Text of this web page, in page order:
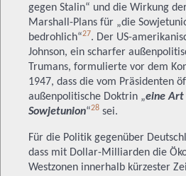
gegen Stalin“ und die Wirkung
Marshall-Plans für „die
bedrohlich“27. Der US-
Johnson, ein scharfer
Trumans, formulierte vor dem
1947, dass die vom Präsidenten
außenpolitische Doktrin „eine Art
Sowjetunion“28 sei.
Für die Politik gegenüber
dass mit Dollar-Milliarden die
Westzonen innerhalb kürzester